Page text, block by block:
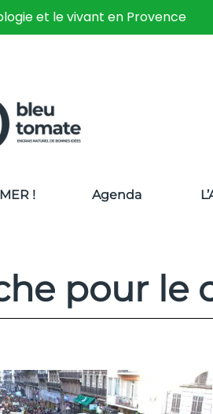
et le vivant en Provence
! Agenda
pour le